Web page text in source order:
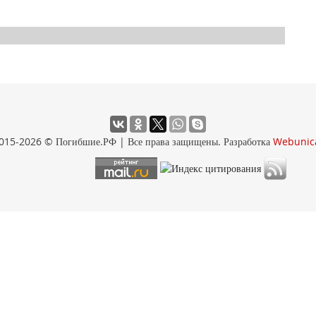
2026 © Погибшие.РФ | Все права защищены. Разработка